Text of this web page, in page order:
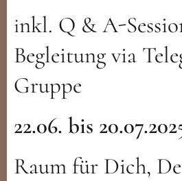
inkl. Q & A-
Begleitung via
Gruppe
22.06. bis
Raum für Dich,